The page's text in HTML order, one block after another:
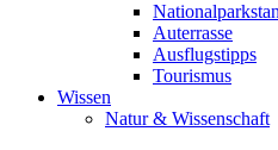
Auterrasse
Ausflugstipps
Tourismus
Wissen
Natur & Wissenschaft